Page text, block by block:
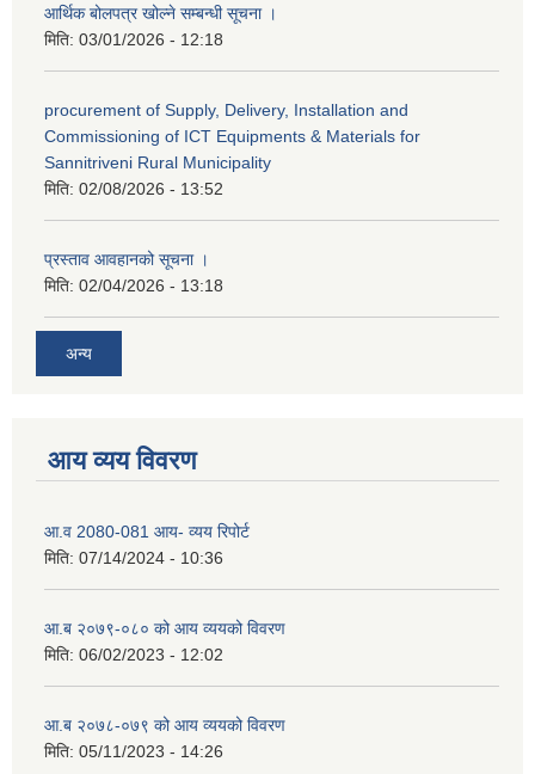
आर्थिक बोलपत्र खोल्ने सम्बन्धी सूचना ।
मिति: 03/01/2026 - 12:18
procurement of Supply, Delivery, Installation and
Commissioning of ICT Equipments & Materials for
Sannitriveni Rural Municipality
मिति: 02/08/2026 - 13:52
प्रस्ताव आवहानको सूचना ।
मिति: 02/04/2026 - 13:18
अन्य
आय व्यय विवरण
आ.व 2080-081 आय- व्यय रिपोर्ट
मिति: 07/14/2024 - 10:36
आ.ब २०७९-०८० को आय व्ययको विवरण
मिति: 06/02/2023 - 12:02
आ.ब २०७८-०७९ को आय व्ययको विवरण
मिति: 05/11/2023 - 14:26